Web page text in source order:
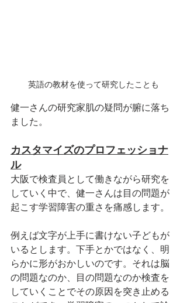
英語の教材を使って研究したことも
健一さんの研究家肌の疑問が腑に落ち
ました。
カスタマイズのプロフェッショナ
ル
大阪で検査員として働きながら研究を
していく中で、健一さんは目の問題が
起こす学習障害の重さを痛感します。
例えば文字が上手に書けない子どもが
いるとします。下手とかではなく、明
らかに形がおかしいのです。それは脳
の問題なのか、目の問題なのか検査を
していくことでその原因を突き止める